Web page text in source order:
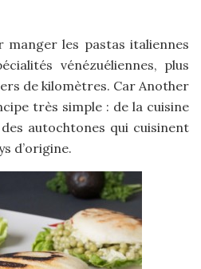
les pastas italiennes
vénézuéliennes, plus
de kilomètres. Car Another
très simple : de la cuisine
autochtones qui cuisinent
d’origine.